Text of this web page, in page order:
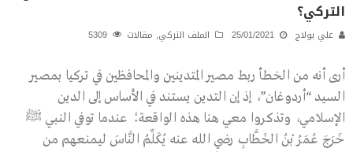
التركي؟
علي بولاج 25/01/2021 الملف التركي, مقالات
أرى أنه من الخطأ ربط مصير المتدينين والمحافظين في تركيا بمصير
السيد “أردوغان”، إذ إن التدين يستند في الأساس إلى الدين
الإسلامي، وتذكروا معي هنا هذه الواقعة؛ عندما توفي النبي ﷺ
خَرَجَ عُمَرُ بْنُ الخَطَّابِ رضي الله عنه يُكَلِّمُ النَّاسَ ليمنعهم من